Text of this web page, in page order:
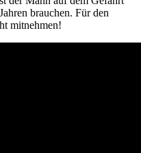
brauchen. Für den
mitnehmen!